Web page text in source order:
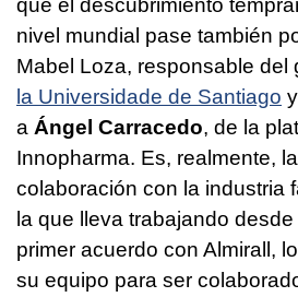
que el descubrimiento
nivel mundial pase también
Mabel Loza, responsable del
la Universidade de Santiago
a Ángel Carracedo, de la
Innopharma. Es, realmente,
colaboración con la industria
la que lleva trabajando
primer acuerdo con Almirall,
su equipo para ser